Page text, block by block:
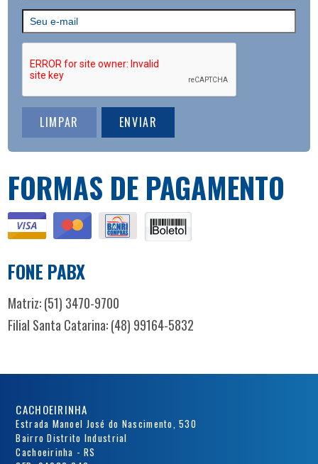
LIMPAR
FORMAS DE PAGAMENTO
FONE PABX
Matriz: (51) 3470-9700
Filial Santa Catarina: (48) 99164-5832
CACHOEIRINHA
Estrada Manoel José do Nascimento, 530
Bairro Distrito Industrial
Cachoeirinha - RS